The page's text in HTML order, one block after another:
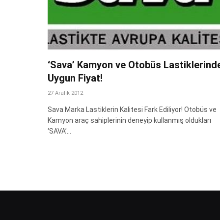
‘Sava’ Kamyon ve Otobüs
Uygun Fiyat!
27 Aralık 2012
Sava Marka Lastiklerin Kalitesi Fark Ediliyor! Otobüs ve
Kamyon araç sahiplerinin deneyip kullanmış oldukları
‘SAVA’…